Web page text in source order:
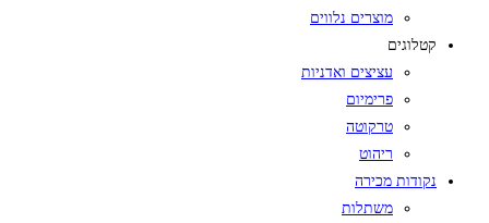
מוצרים נלווים
קטלוגים
עציצים ואדניות
פרימיום
טרקוטה
ריהוט
נקודות מכירה
משתלות